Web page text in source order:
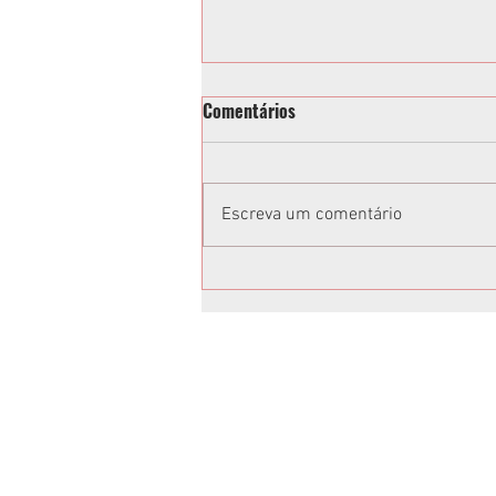
Prefeitura recupera mais 2,3
Comentários
Escreva um comentário